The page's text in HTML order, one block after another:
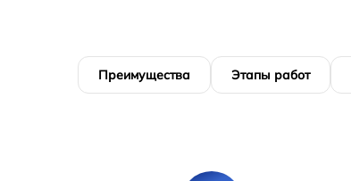
Преимущества Этапы работ